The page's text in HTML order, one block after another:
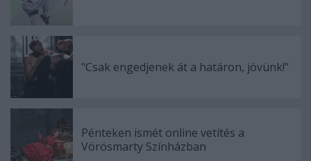
"Csak engedjenek át a határon, jövünk!"
Pénteken ismét online vetítés a
Vörösmarty Színházban